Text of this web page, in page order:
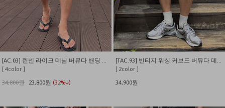
[AC.03] 린넨 라이크 데님 버뮤다 밴딩 팬츠
[ 4color ]
34,800원
23,800원 (32%↓)
[TAC.93] 빈티지 워싱 커브드 버뮤다 데님 팬츠
[ 2color ]
34,900원